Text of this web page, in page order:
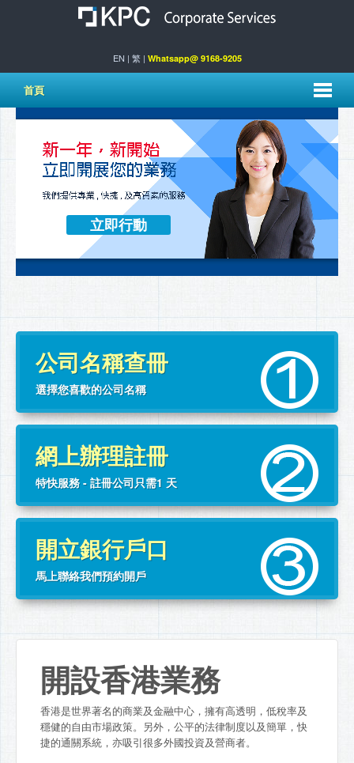
EN | 繁| Whatsapp@ 9168-9205
首頁
立即行動
公司名稱查冊
選擇您喜歡的公司名稱
網上辦理註冊
特快服務 - 註冊公司只需1 天
開立銀行戶口
馬上聯絡我們預約開戶
開設香港業務
香港是世界著名的商業及金融中心，擁有高透明，低稅率及
穩健的自由市場政策。另外，公平的法律制度以及簡單，快
捷的通關系統，亦吸引很多外國投資及營商者。